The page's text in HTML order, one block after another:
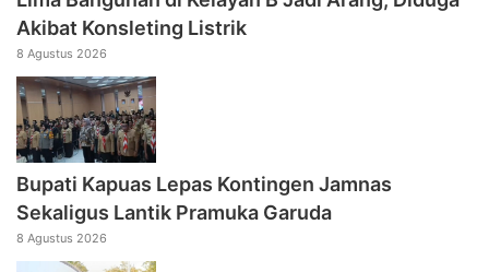
Akibat Konsleting Listrik
8 Agustus 2026
Bupati Kapuas Lepas Kontingen Jamnas
Sekaligus Lantik Pramuka Garuda
8 Agustus 2026